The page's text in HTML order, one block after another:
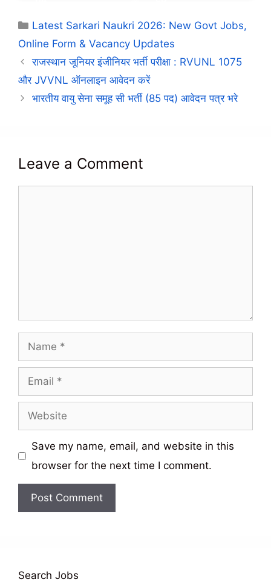
Categories
Latest Sarkari Naukri 2026: New Govt Jobs,
Online Form & Vacancy Updates
राजस्थान जूनियर इंजीनियर भर्ती परीक्षा : RVUNL 1075
और JVVNL ऑनलाइन आवेदन करें
भारतीय वायु सेना समूह सी भर्ती (85 पद) आवेदन पत्र भरे
Leave a Comment
Name
Email
Website
Save my name, email, and website in this
browser for the next time I comment.
Search Jobs